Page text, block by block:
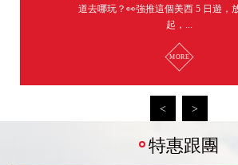
道去哪玩？👀強推這個美西 5 日遊，
起，...
MORE
特惠跟團